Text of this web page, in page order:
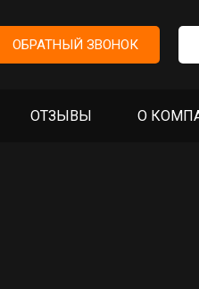
ОБРАТНЫЙ ЗВОНОК
ОТЗЫВЫ О